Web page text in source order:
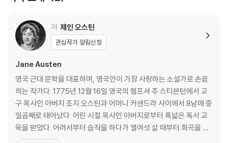
저 제인 오스틴
관심작가 알림신청
Jane Austen
영국 근대 문학을 대표하며, 영국인이 가장 사랑하는 소설가로 손꼽
히는 작가다. 1775년 12월 16일 영국의 햄프셔 주 스티븐턴에서 교
구 목사인 아버지 조지 오스틴과 어머니 커샌드라 사이에서 8남매 중
일곱째로 태어났다. 어린 시절 목사인 아버지로부터 폭넓은 독서 교
육을 받았다. 어려서부터 습작을 하다가 열여섯 살 때부터 희곡을 쓰
기 시작했고, 스물한 살 때 첫 장편 소설을 썼다. 1794년에 서간체 단